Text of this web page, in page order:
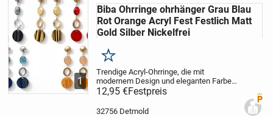
1
Biba Ohrringe ohrhänger Grau Blau
Rot Orange Acryl Fest Festlich Matt
Gold Silber Nickelfrei
Merken
Trendige Acryl-Ohrringe, die mit
modernem Design und eleganten Farben
überzeugen. Matt Gold oder Silber
kombiniert mit leuchtenden Acryl-
Elementen in Rot, Orange, Grau oder Blau
12,95 €Festpreis
32756 Detmold